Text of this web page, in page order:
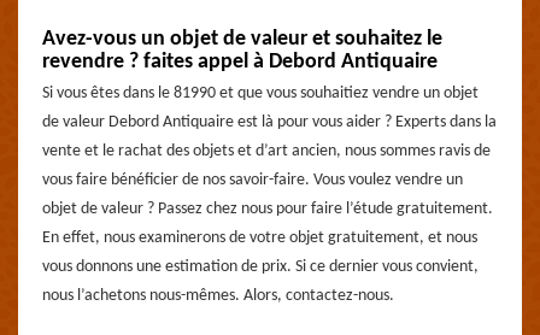
Avez-vous un objet de valeur et souhaitez le
revendre ? faites appel à Debord Antiquaire
Si vous êtes dans le 81990 et que vous souhaitiez vendre un objet
de valeur Debord Antiquaire est là pour vous aider ? Experts dans la
vente et le rachat des objets et d’art ancien, nous sommes ravis de
vous faire bénéficier de nos savoir-faire. Vous voulez vendre un
objet de valeur ? Passez chez nous pour faire l’étude gratuitement.
En effet, nous examinerons de votre objet gratuitement, et nous
vous donnons une estimation de prix. Si ce dernier vous convient,
nous l’achetons nous-mêmes. Alors, contactez-nous.